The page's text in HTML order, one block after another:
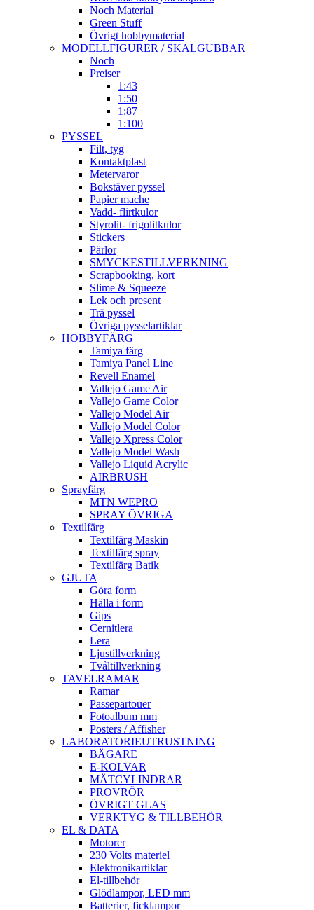
Noch Material
Green Stuff
Övrigt hobbymaterial
MODELLFIGURER / SKALGUBBAR
Noch
Preiser
1:43
1:50
1:87
1:100
PYSSEL
Filt, tyg
Kontaktplast
Metervaror
Bokstäver pyssel
Papier mache
Vadd- flirtkulor
Styrolit- frigolitkulor
Stickers
Pärlor
SMYCKESTILLVERKNING
Scrapbooking, kort
Slime & Squeeze
Lek och present
Trä pyssel
Övriga pysselartiklar
HOBBYFÄRG
Tamiya färg
Tamiya Panel Line
Revell Enamel
Vallejo Game Air
Vallejo Game Color
Vallejo Model Air
Vallejo Model Color
Vallejo Xpress Color
Vallejo Model Wash
Vallejo Liquid Acrylic
AIRBRUSH
Sprayfärg
MTN WEPRO
SPRAY ÖVRIGA
Textilfärg
Textilfärg Maskin
Textilfärg spray
Textilfärg Batik
GJUTA
Göra form
Hälla i form
Gips
Cernitlera
Lera
Ljustillverkning
Tvåltillverkning
TAVELRAMAR
Ramar
Passepartouer
Fotoalbum mm
Posters / Affisher
LABORATORIEUTRUSTNING
BÄGARE
E-KOLVAR
MÄTCYLINDRAR
PROVRÖR
ÖVRIGT GLAS
VERKTYG & TILLBEHÖR
EL & DATA
Motorer
230 Volts materiel
Elektronikartiklar
El-tillbehör
Glödlampor, LED mm
Batterier, ficklampor